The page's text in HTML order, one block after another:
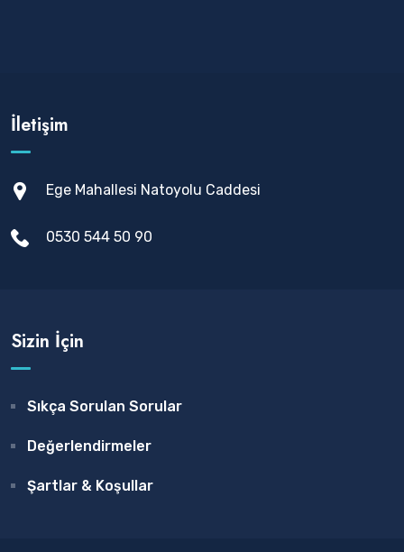
İletişim
Ege Mahallesi Natoyolu Caddesi
0530 544 50 90
Sizin İçin
Sıkça Sorulan Sorular
Değerlendirmeler
Şartlar & Koşullar